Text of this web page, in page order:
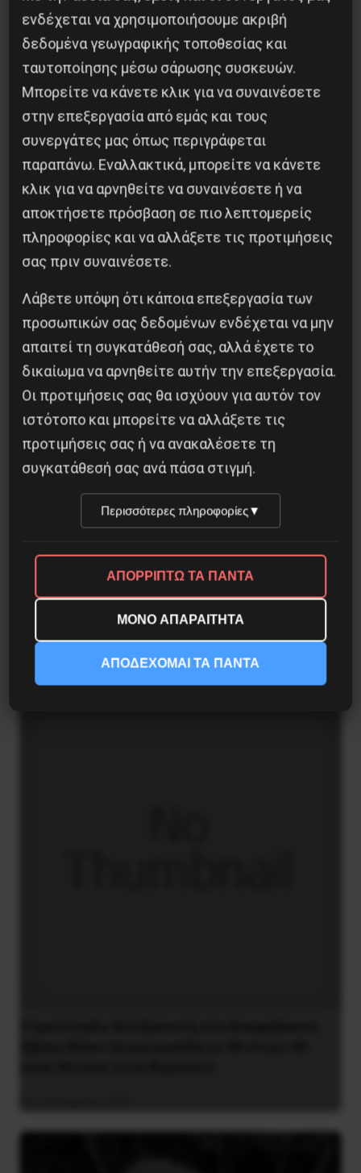
Iσπανία
5 Αυγούστου 2026
Χωρίς Νεολαία δεν υπάρχει Αλβανία
7 Αυγούστου 2026
Η Μπουρκίνα Φάσο του Τραορέ αντι-
ιμπεριαλιστική σχισμή της ιστορίας
26 Μαΐου 2025
ενδέχεται να χρησιμοποιήσουμε ακριβή
δεδομένα γεωγραφικής τοποθεσίας και
ταυτοποίησης μέσω σάρωσης συσκευών.
Μπορείτε να κάνετε κλικ για να συναινέσετε
στην επεξεργασία από εμάς και τους
συνεργάτες μας όπως περιγράφεται
παραπάνω. Εναλλακτικά, μπορείτε να κάνετε
κλικ για να αρνηθείτε να συναινέσετε ή να
αποκτήσετε πρόσβαση σε πιο λεπτομερείς
πληροφορίες και να αλλάξετε τις προτιμήσεις
σας πριν συναινέσετε.
Λάβετε υπόψη ότι κάποια επεξεργασία των
προσωπικών σας δεδομένων ενδέχεται να μην
απαιτεί τη συγκατάθεσή σας, αλλά έχετε το
δικαίωμα να αρνηθείτε αυτήν την επεξεργασία.
Οι προτιμήσεις σας θα ισχύουν για αυτόν τον
ιστότοπο και μπορείτε να αλλάξετε τις
προτιμήσεις σας ή να ανακαλέσετε τη
συγκατάθεσή σας ανά πάσα στιγμή.
Περισσότερες πληροφορίες▼
ΑΠΟΡΡΙΠΤΩ ΤΑ ΠΑΝΤΑ
ΜΟΝΟ ΑΠΑΡΑΙΤΗΤΑ
ΑΠΟΔΕΧΟΜΑΙ ΤΑ ΠΑΝΤΑ